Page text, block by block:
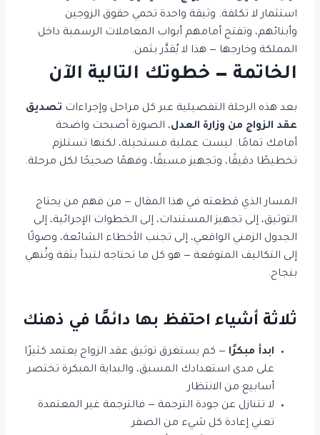
استثمار لا تكلفة. وثيقة واحدة تحمي حقوق الزوجين
وأبنائهم، وتفتح أمامهم أبواب المعاملات الرسمية داخل
المملكة وخارجها — هذا لا يُقدَّر بثمن.
الخاتمة — خطوتك التالية الآن
بعد هذه الرحلة التفصيلية عبر كل مراحل وإجراءات تصديق
عقد الزواج من وزارة العدل، الصورة أصبحت واضحة
أمامك تمامًا. ليست عملية مستحيلة، لكنها تستلزم
تخطيطًا دقيقًا، وتجهيز مسبقًا، وفهمًا صحيحًا لكل مرحلة.
المسار الذي قطعته في هذا المقال — من فهم من يحتاج
التوثيق، إلى تجهيز المستندات، إلى الخطوات الإجرائية، إلى
الجدول الزمني الواقعي، إلى تجنب الأخطاء الشائعة، وصولًا
إلى التكاليف المتوقعة — هو كل ما تحتاجه لتبدأ بثقة وتُنهي
بنجاح.
ثلاثة أشياء احتفظ بها دائمًا في ذهنك
ابدأ مبكرًا — كم يستغرق توثيق عقد الزواج يعتمد كثيرًا
على مدى استعدادك المسبق، والبداية المبكرة تختصر
أسابيع من الانتظار
لا تتنازل عن جودة الترجمة — فالترجمة غير المعتمدة
تعني إعادة كل شيء من الصفر